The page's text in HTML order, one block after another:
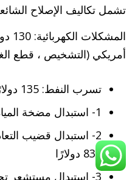
تشمل تكاليف الإصلاح
أمريكي (التشخيص ، قطع
تسرب النفط: 135 دولارًا إلى 260 دولارًا
1- استبدال مضخة المياه: 900 دولار
839 دولارًا
3- استبدال مستشعر